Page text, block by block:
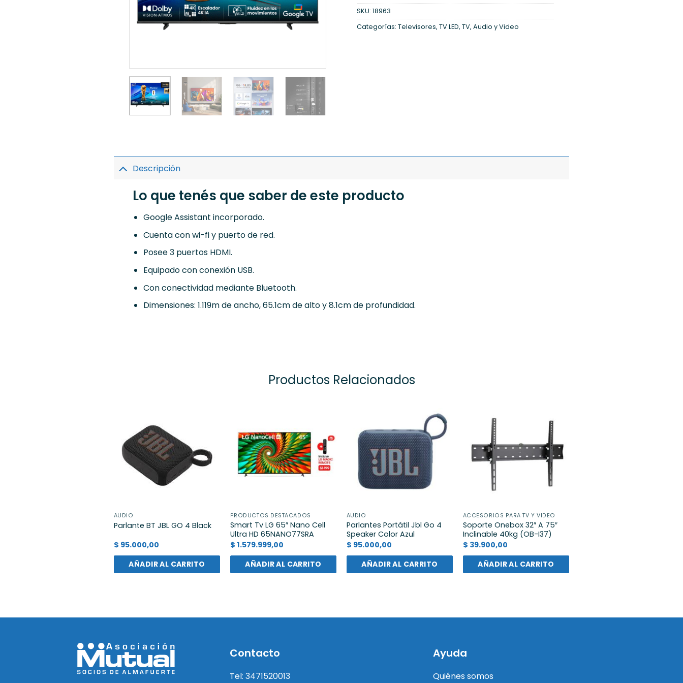
SKU: 18963
Categorías: Televisores, TV LED, TV, Audio y Video
Descripción
Lo que tenés que saber de este producto
Google Assistant incorporado.
Cuenta con wi-fi y puerto de red.
Posee 3 puertos HDMI.
Equipado con conexión USB.
Con conectividad mediante Bluetooth.
Dimensiones: 1.119m de ancho, 65.1cm de alto y 8.1cm de profundidad.
Productos Relacionados
AUDIO
Parlante BT JBL GO 4 Black
$ 95.000,00
AÑADIR AL CARRITO
PRODUCTOS DESTACADOS
Smart Tv LG 65″ Nano Cell
Ultra HD 65NANO77SRA
$ 1.579.999,00
AÑADIR AL CARRITO
AUDIO
Parlantes Portátil Jbl Go 4
Speaker Color Azul
$ 95.000,00
AÑADIR AL CARRITO
ACCESORIOS PARA TV Y VIDEO
Soporte Onebox 32″ A 75″
Inclinable 40kg (OB-I37)
$ 39.900,00
AÑADIR AL CARRITO
Contacto
Tel: 3471520013
Ayuda
Quiénes somos